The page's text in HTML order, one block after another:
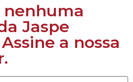
nenhuma
Jaspe
a nossa